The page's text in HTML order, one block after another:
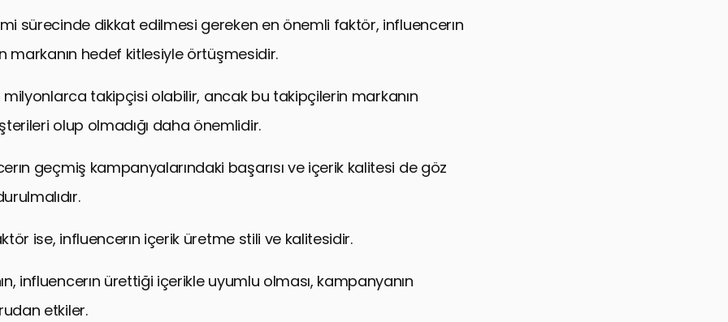
sürecinde dikkat edilmesi gereken en önemli faktör, influencerın
markanın hedef kitlesiyle örtüşmesidir.
milyonlarca takipçisi olabilir, ancak bu takipçilerin markanın
olup olmadığı daha önemlidir.
geçmiş kampanyalarındaki başarısı ve içerik kalitesi de göz
ise, influencerın içerik üretme stili ve kalitesidir.
influencerın ürettiği içerikle uyumlu olması, kampanyanın
etkiler.